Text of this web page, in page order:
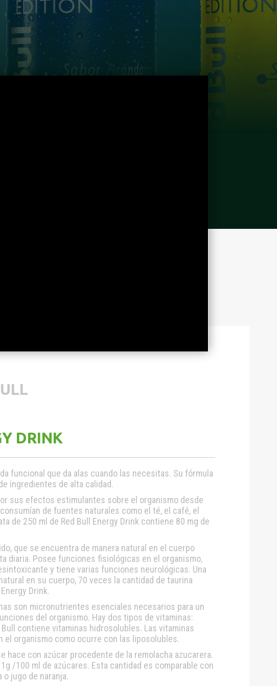
DRINK
funcional que da alas cuando las necesitas. Su fórmula
ingredientes de alta calidad.
sus efectos estimulantes sobre el organismo desde
de fuentes naturales como el té, el café, el
de 250 ml de Red Bull Energy Drink contiene 80 mg de
que se encuentra de manera natural en el cuerpo
diaria. Posee funciones fisiológicas en el organismo,
y tiene varias funciones neurológicas. Una
en su cuerpo, 70 veces la cantidad de taurina
Drink.
son micronutrientes esenciales necesarios para un
del organismo. Hay dos tipos de vitaminas:
contiene vitaminas hidrosolubles. Las vitaminas
el organismo como ocurre con las liposolubles.
hace con azúcar procedente de la remolacha azucarera.
/100 ml de azúcares. Esta cantidad es comparable con
o jugo de naranja.